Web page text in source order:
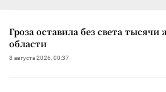
Гроза оставила без света
области
8 августа 2026, 00:37